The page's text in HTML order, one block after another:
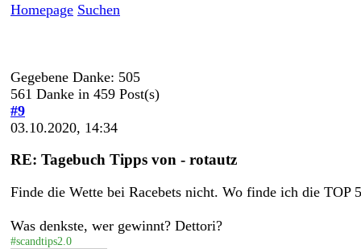
Homepage Suchen
Gegebene Danke: 505
561 Danke in 459 Post(s)
#9
03.10.2020, 14:34
RE: Tagebuch Tipps von - rotautz
Finde die Wette bei Racebets nicht. Wo finde ich die TOP
Was denkste, wer gewinnt? Dettori?
#scandtips2.0